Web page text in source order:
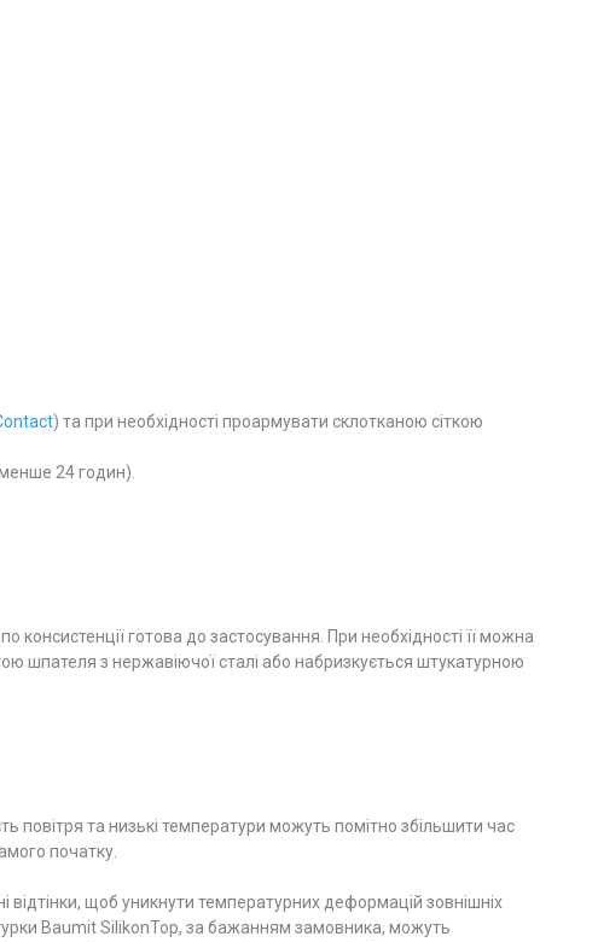
) та при необхідності проармувати склотканою сіткою
24 годин).
готова до застосування. При необхідності її можна
шпателя з нержавіючої сталі або набризкується штукатурною
повітря та низькі температури можуть помітно збільшити час
початку.
відтінки, щоб уникнути температурних деформацій зовнішніх
Baumit SilikonTop, за бажанням замовника, можуть